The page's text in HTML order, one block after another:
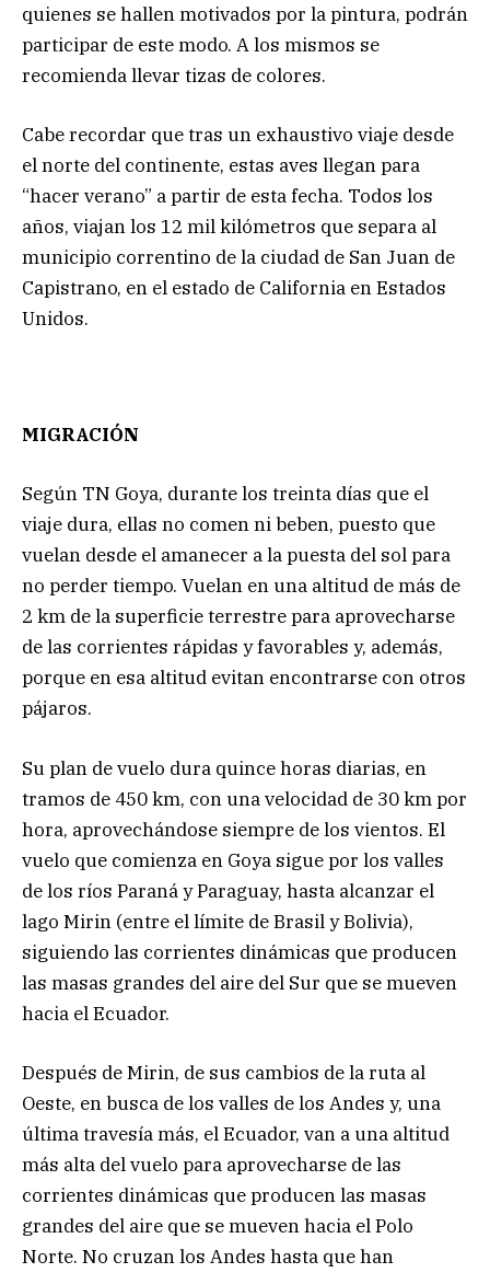
quienes se hallen motivados por la pintura, podrán
participar de este modo. A los mismos se
recomienda llevar tizas de colores.
Cabe recordar que tras un exhaustivo viaje desde
el norte del continente, estas aves llegan para
“hacer verano” a partir de esta fecha. Todos los
años, viajan los 12 mil kilómetros que separa al
municipio correntino de la ciudad de San Juan de
Capistrano, en el estado de California en Estados
Unidos.
MIGRACIÓN
Según TN Goya, durante los treinta días que el
viaje dura, ellas no comen ni beben, puesto que
vuelan desde el amanecer a la puesta del sol para
no perder tiempo. Vuelan en una altitud de más de
2 km de la superficie terrestre para aprovecharse
de las corrientes rápidas y favorables y, además,
porque en esa altitud evitan encontrarse con otros
pájaros.
Su plan de vuelo dura quince horas diarias, en
tramos de 450 km, con una velocidad de 30 km por
hora, aprovechándose siempre de los vientos. El
vuelo que comienza en Goya sigue por los valles
de los ríos Paraná y Paraguay, hasta alcanzar el
lago Mirin (entre el límite de Brasil y Bolivia),
siguiendo las corrientes dinámicas que producen
las masas grandes del aire del Sur que se mueven
hacia el Ecuador.
Después de Mirin, de sus cambios de la ruta al
Oeste, en busca de los valles de los Andes y, una
última travesía más, el Ecuador, van a una altitud
más alta del vuelo para aprovecharse de las
corrientes dinámicas que producen las masas
grandes del aire que se mueven hacia el Polo
Norte. No cruzan los Andes hasta que han